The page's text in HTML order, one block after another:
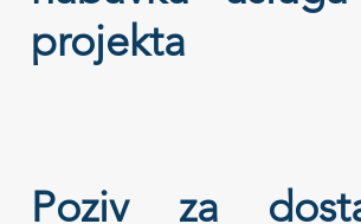
projekta
Poziv za